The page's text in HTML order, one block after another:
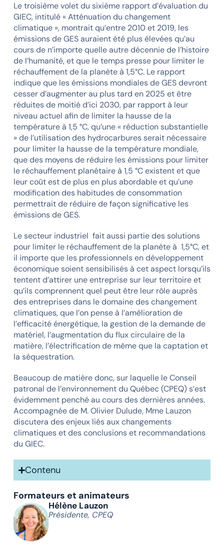
Le troisième volet du sixième rapport d’évaluation du
GIEC, intitulé « Atténuation du changement
climatique », montrait qu’entre 2010 et 2019, les
émissions de GES auraient été plus élevées qu’au
cours de n’importe quelle autre décennie de l’histoire
de l’humanité, et que le temps presse pour limiter le
réchauffement de la planète à 1,5°C. Le rapport
indique que les émissions mondiales de GES devront
cesser d’augmenter au plus tard en 2025 et être
réduites de moitié d’ici 2030, par rapport à leur
niveau actuel afin de limiter la hausse de la
température à 1,5 °C, qu’une « réduction substantielle
» de l’utilisation des hydrocarbures serait nécessaire
pour limiter la hausse de la température mondiale,
que des moyens de réduire les émissions pour limiter
le réchauffement planétaire à 1,5 °C existent et que
leur coût est de plus en plus abordable et qu’une
modification des habitudes de consommation
permettrait de réduire de façon significative les
émissions de GES.
Le secteur industriel fait aussi partie des solutions
pour limiter le réchauffement de la planète à 1,5°C, et
il importe que les professionnels en développement
économique soient sensibilisés à cet aspect lorsqu’ils
tentent d’attirer une entreprise sur leur territoire et
qu’ils comprennent quel peut être leur rôle auprès
des entreprises dans le domaine des changement
climatiques, que l’on pense à l’amélioration de
l’efficacité énergétique, la gestion de la demande de
matériel, l’augmentation du flux circulaire de la
matière, l’électrification de même que la captation et
la séquestration.
Beaucoup de matière donc, sur laquelle le Conseil
patronal de l’environnement du Québec (CPEQ) s’est
évidemment penché au cours des dernières années.
Accompagnée de M. Olivier Dulude, Mme Lauzon
discutera des enjeux liés aux changements
climatiques et des conclusions et recommandations
du GIEC.
Contenu
Formateurs et animateurs
Hélène Lauzon
Présidente, CPEQ